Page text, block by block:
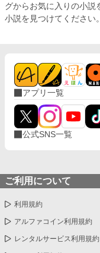
グからお気に入りの小説
小説を見つけてください。
アプリ一覧
公式SNS一覧
ご利用について
利用規約
アルファコイン利用規約
レンタルサービス利用規約